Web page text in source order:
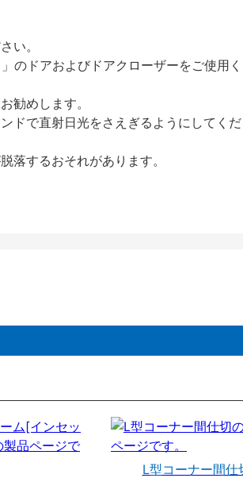
い。
のドアおよびドアクローザーをご使用く
勧めします。
で直射日光をさえぎるようにしてくだ
するおそれがあります。
L型コーナー間仕